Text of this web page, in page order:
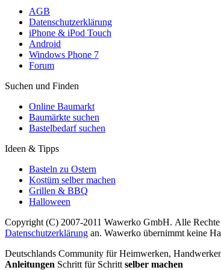
AGB
Datenschutzerklärung
iPhone & iPod Touch
Android
Windows Phone 7
Forum
Suchen und Finden
Online Baumarkt
Baumärkte suchen
Bastelbedarf suchen
Ideen & Tipps
Basteln zu Ostern
Kostüm selber machen
Grillen & BBQ
Halloween
Copyright (C) 2007-2011 Wawerko GmbH. Alle
Datenschutzerklärung an. Wawerko übernimmt keine
Deutschlands Community für Heimwerken,
Anleitungen Schritt für Schritt selber machen